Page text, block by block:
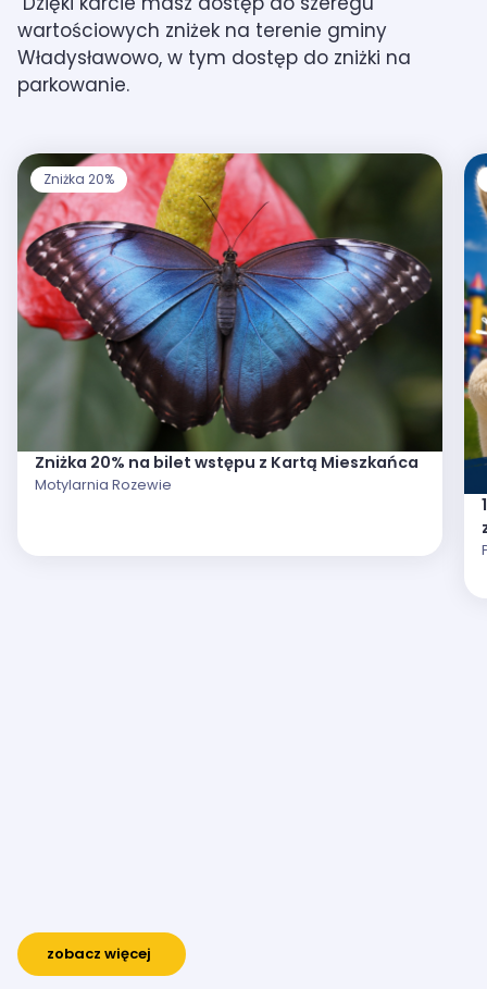
wartościowych zniżek na terenie gminy
Władysławowo, w tym dostęp do zniżki na
parkowanie.
Zniżka 20%
Zniżka 20% na bilet wstępu z Kartą Mieszkańca
Motylarnia Rozewie
zobacz więcej